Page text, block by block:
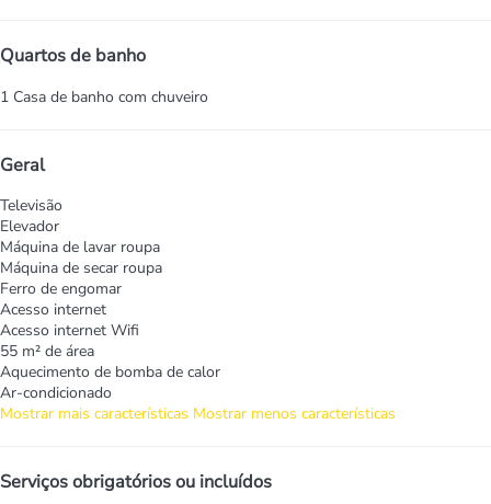
Quartos de banho
1 Casa de banho com chuveiro
Geral
Televisão
Elevador
Máquina de lavar roupa
Máquina de secar roupa
Ferro de engomar
Acesso internet
Acesso internet Wifi
55 m² de área
Aquecimento de bomba de calor
Ar-condicionado
Mostrar mais características Mostrar menos características
Serviços obrigatórios ou incluídos